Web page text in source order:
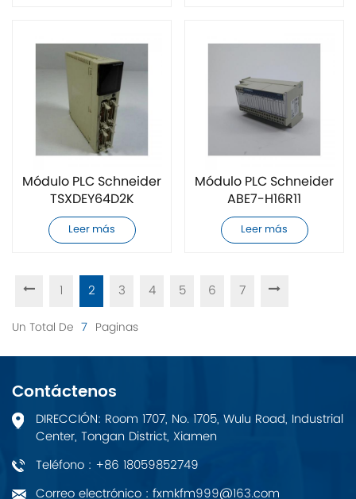
Módulo PLC Schneider
TSXDEY64D2K
completamente
nuevo
Leer más
Módulo PLC Schneider
ABE7-H16R11
completamente
nuevo
Leer más
1 2 3 4 5 6 7
Un Total De 7 Paginas
Contáctenos
DIRECCIÓN: Room 1707, No. 1705, Wulu Road, Industrial
Center, Tongan District, Xiamen
Teléfono : +86 18059852749
Correo electrónico : fxmkfm999@163.com